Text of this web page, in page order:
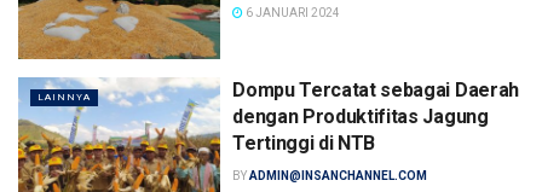
6 JANUARI 2024
LAINNYA
Dompu Tercatat sebagai Daerah
dengan Produktifitas Jagung
Tertinggi di NTB
BYADMIN@INSANCHANNEL.COM